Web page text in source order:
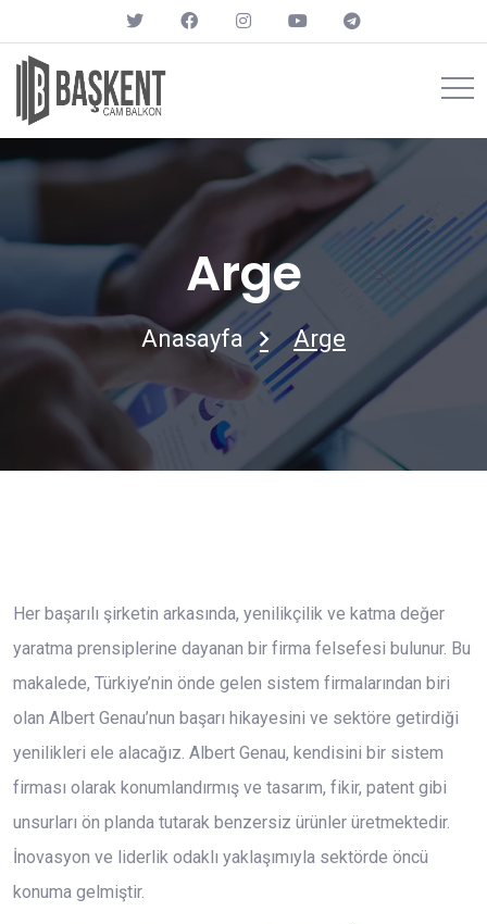
Arge
Anasayfa Arge
Her başarılı şirketin arkasında, yenilikçilik ve katma değer
yaratma prensiplerine dayanan bir firma felsefesi bulunur. Bu
makalede, Türkiye’nin önde gelen sistem firmalarından biri
olan Albert Genau’nun başarı hikayesini ve sektöre getirdiği
yenilikleri ele alacağız. Albert Genau, kendisini bir sistem
firması olarak konumlandırmış ve tasarım, fikir, patent gibi
unsurları ön planda tutarak benzersiz ürünler üretmektedir.
İnovasyon ve liderlik odaklı yaklaşımıyla sektörde öncü
konuma gelmiştir.